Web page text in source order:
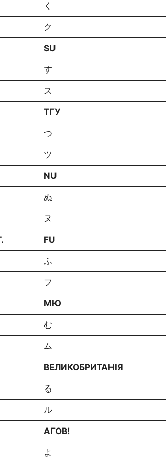
く
ク
SU
す
ス
ТГУ
つ
ツ
NU
ぬ
ヌ
FU
ふ
フ
МЮ
む
ム
ВЕЛИКОБРИТАНІЯ
る
ル
АГОВ!
よ